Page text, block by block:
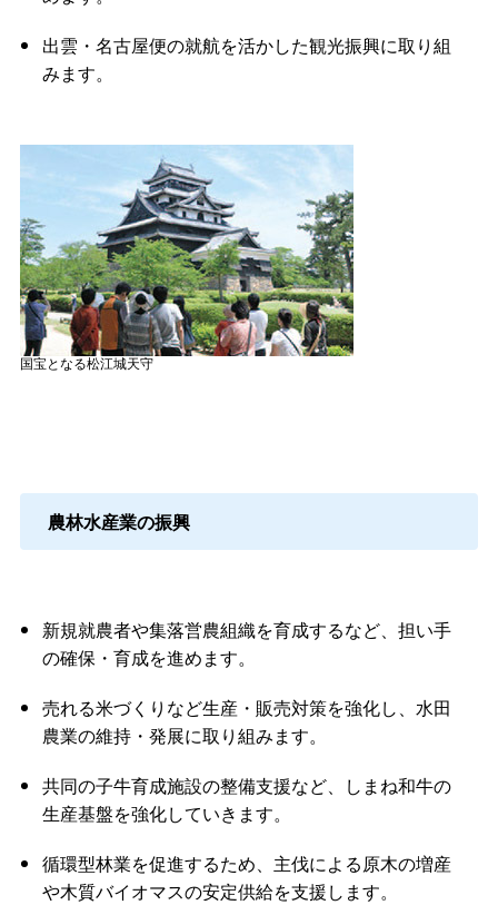
出雲・名古屋便の就航を活かした観光振興に取り組
みます。
国宝となる松江城天守
農林水産業の振興
新規就農者や集落営農組織を育成するなど、担い手
の確保・育成を進めます。
売れる米づくりなど生産・販売対策を強化し、水田
農業の維持・発展に取り組みます。
共同の子牛育成施設の整備支援など、しまね和牛の
生産基盤を強化していきます。
循環型林業を促進するため、主伐による原木の増産
や木質バイオマスの安定供給を支援します。